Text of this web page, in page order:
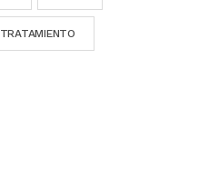
TRATAMIENTO